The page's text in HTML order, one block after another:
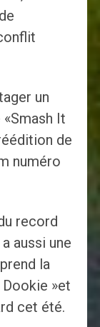
un
It
de
numéro
record
aussi une
la
»et
cet été.